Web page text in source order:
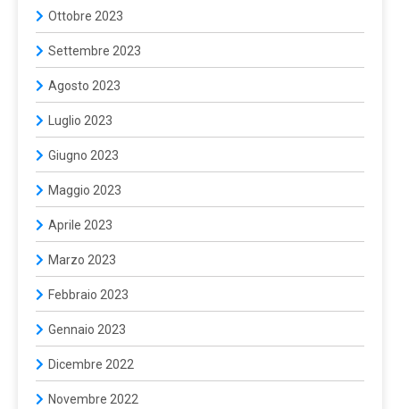
Ottobre 2023
Settembre 2023
Agosto 2023
Luglio 2023
Giugno 2023
Maggio 2023
Aprile 2023
Marzo 2023
Febbraio 2023
Gennaio 2023
Dicembre 2022
Novembre 2022